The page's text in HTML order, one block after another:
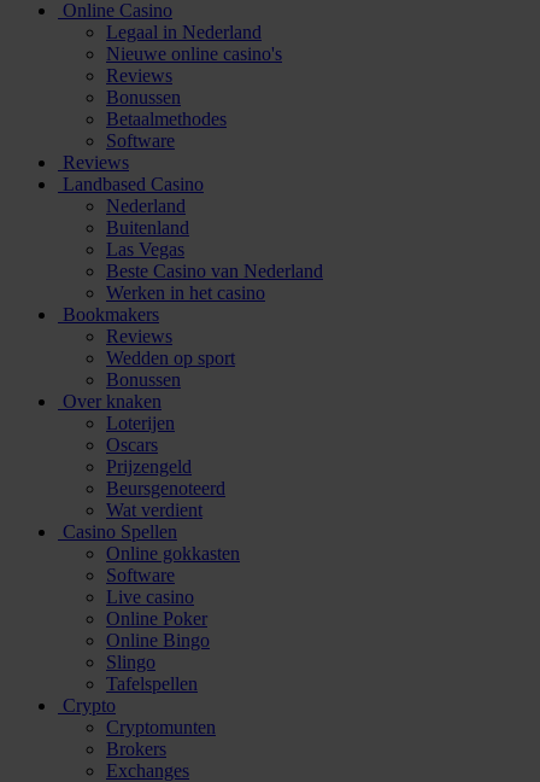
Online Casino
Legaal in Nederland
Nieuwe online casino's
Reviews
Bonussen
Betaalmethodes
Software
Reviews
Landbased Casino
Nederland
Buitenland
Las Vegas
Beste Casino van Nederland
Werken in het casino
Bookmakers
Reviews
Wedden op sport
Bonussen
Over knaken
Loterijen
Oscars
Prijzengeld
Beursgenoteerd
Wat verdient
Casino Spellen
Online gokkasten
Software
Live casino
Online Poker
Online Bingo
Slingo
Tafelspellen
Crypto
Cryptomunten
Brokers
Exchanges